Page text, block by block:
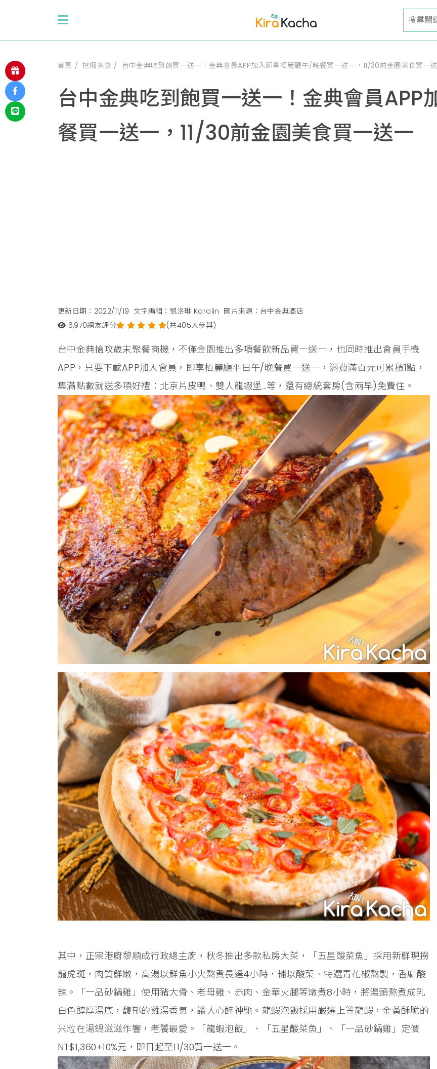
首頁 挖掘美食 台中金典吃到飽買一送一！金典會員APP加入即享栢麗廳午/晚餐買一送一，11/30前金園美食買一
台中金典吃到飽買一送一！金典會員
餐買一送一，11/30前金園美食買一送一
更新日期：2022/11/19 文字編輯：凱洛琳 Karolin 圖片來源：台中金典酒店
6,970網友評分 (共405人參與)
台中金典搶攻歲末聚餐商機，不僅金園推出多項餐飲新品買一送一，也同時推出會員手機
APP，只要下載APP加入會員，即享栢麗廳平日午/晚餐買一送一，消費滿百元可累積1點，
集滿點數就送多項好禮：北京片皮鴨、雙人龍蝦堡…等，還有總統套房(含兩早)免費住。
其中，正宗港廚黎順成行政總主廚，秋冬推出多款私房大菜，「五星酸菜魚」採用新鮮現撈
龍虎斑，肉質鮮嫩，高湯以鮮魚小火熬煮長達4小時，輔以酸菜、特選青花椒熬製，香麻酸
辣。「一品砂鍋雞」使用豬大骨、老母雞、赤肉、金華火腿等燉煮8小時，將湯頭熬煮成乳
白色醇厚湯底，馥郁的雞湯香氣，讓人心醉神馳。龍蝦泡飯採用嚴選上等龍蝦，金黃酥脆的
米粒在湯鍋滋滋作響，老饕最愛。「龍蝦泡飯」、「五星酸菜魚」、「一品砂鍋雞」定價
NT$1,360+10%元，即日起至11/30買一送一。